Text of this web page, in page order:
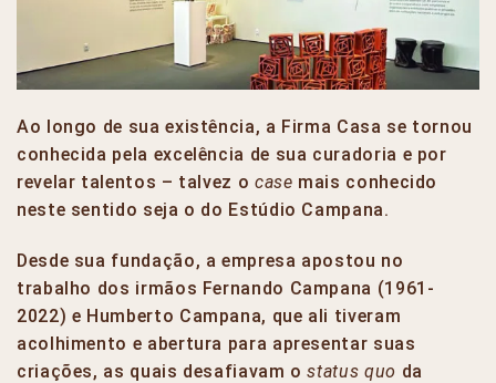
Ao longo de sua existência, a Firma Casa se tornou
conhecida pela excelência de sua curadoria e por
revelar talentos – talvez o case mais conhecido
neste sentido seja o do Estúdio Campana.
Desde sua fundação, a empresa apostou no
trabalho dos irmãos Fernando Campana (1961-
2022) e Humberto Campana, que ali tiveram
acolhimento e abertura para apresentar suas
criações, as quais desafiavam ostatus quo da